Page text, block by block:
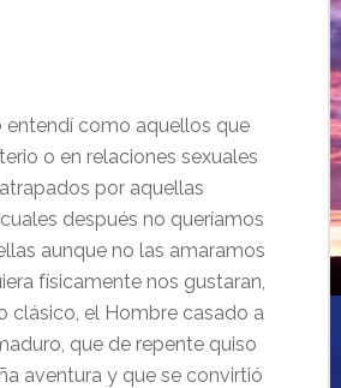
entendí como aquellos que
o en relaciones sexuales
por aquellas
después no queríamos
aunque no las amaramos
físicamente nos gustaran,
clásico, el Hombre casado a
que de repente quiso
aventura y que se convirtió